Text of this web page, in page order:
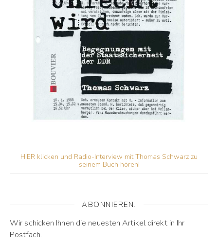
HIER klicken und Radio-Interview mit Thomas Schwarz zu
seinem Buch hören!
ABONNIEREN.
Wir schicken Ihnen die neuesten Artikel direkt in Ihr
Postfach.